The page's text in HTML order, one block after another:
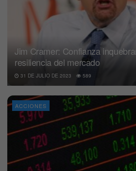
Jim Cramer: Confianza
resiliencia del mercado
31 DE JULIO DE 2023 589
ACCIONES